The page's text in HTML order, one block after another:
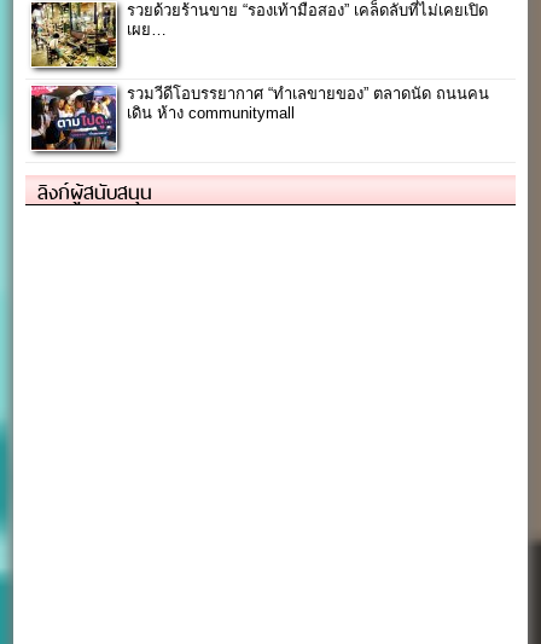
รวยด้วยร้านขาย “รองเท้ามือสอง” เคล็ดลับที่ไม่เคยเปิด
เผย…
รวมวีดีโอบรรยากาศ “ทำเลขายของ” ตลาดนัด ถนนคน
เดิน ห้าง communitymall
ลิงก์ผู้สนับสนุน